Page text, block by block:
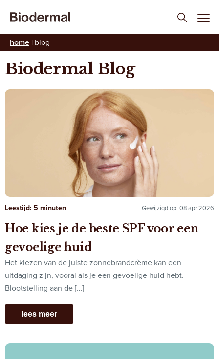
home | blog
Biodermal Blog
Leestijd: 5 minuten Gewijzigd op: 08 apr 2026
Hoe kies je de beste SPF voor een
gevoelige huid
Het kiezen van de juiste zonnebrandcrème kan een
uitdaging zijn, vooral als je een gevoelige huid hebt.
Blootstelling aan de […]
lees meer